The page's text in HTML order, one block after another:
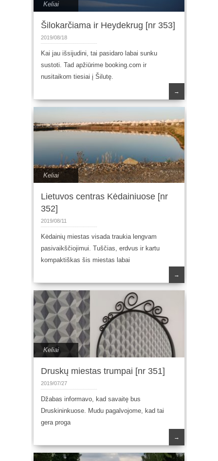
Keliai
Šilokarčiama ir Heydekrug [nr 353]
2019/08/18
Kai jau išsijudini, tai pasidaro labai sunku
sustoti. Tad apžiūrime booking.com ir
nusitaikom tiesiai į Šilutę.
→
Keliai
Lietuvos centras Kėdainiuose [nr
352]
2019/08/11
Kėdainių miestas visada traukia lengvam
pasivaikščiojimui. Tuščias, erdvus ir kartu
kompaktiškas šis miestas labai
→
Keliai
Druskų miestas trumpai [nr 351]
2019/07/27
Džabas informavo, kad savaitę bus
Druskininkuose. Mudu pagalvojome, kad tai
gera proga
→